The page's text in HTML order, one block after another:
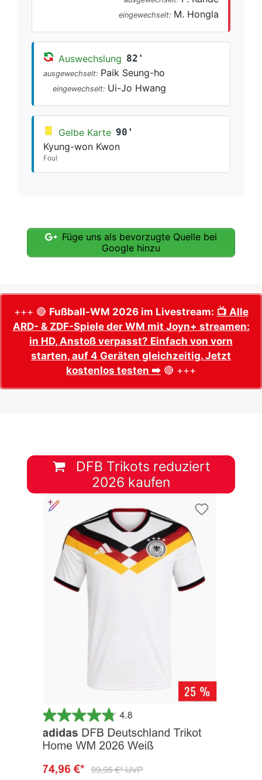
eingewechselt: M. Hongla
Auswechslung 82'
ausgewechselt: Paik Seung-ho
eingewechselt: Ui-Jo Hwang
Gelbe Karte 90'
Kyung-won Kwon
Foul
Füge uns als bevorzugte Quelle bei
Google hinzu
+++ 🔴 Fußball-WM 2026 im Livestream: 📺 Alle
ARD- & ZDF-Spiele der WM mit Joyn+ streamen:
in HD, Anstoß verpasst? Einfach von vorn
starten, auf 4 Geräten gleichzeitig. Jetzt
kostenlos testen ➡️ 🔴 +++
DFB Trikots reduziert
2026 kaufen